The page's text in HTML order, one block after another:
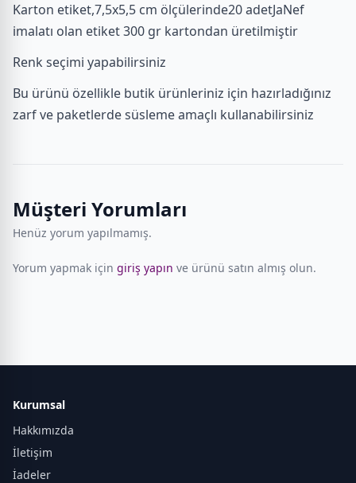
Karton etiket,7,5x5,5 cm ölçülerinde20 adetJaNef
imalatı olan etiket 300 gr kartondan üretilmiştir
Renk seçimi yapabilirsiniz
Bu ürünü özellikle butik ürünleriniz için hazırladığınız
zarf ve paketlerde süsleme amaçlı kullanabilirsiniz
Müşteri Yorumları
Henüz yorum yapılmamış.
Yorum yapmak için giriş yapın ve ürünü satın almış olun.
Kurumsal
Hakkımızda
İletişim
İadeler